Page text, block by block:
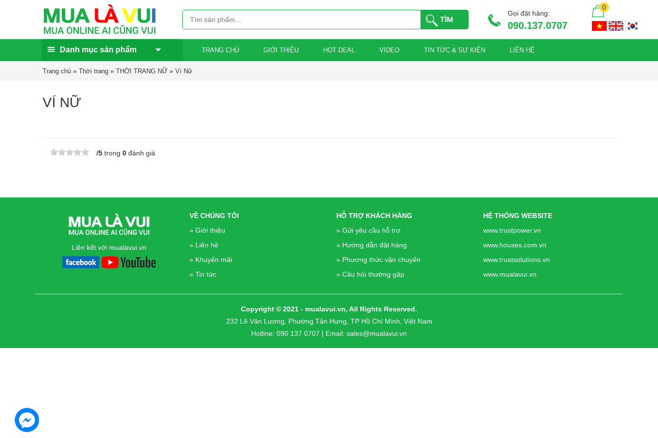
Gọi đặt hàng:
090.137.0707
0
Danh mục sản phẩm TRANG CHỦ GIỚI THIỆU HOT DEAL VIDEO TIN TỨC & SỰ KIỆN LIÊN HỆ
Trang chủ » Thời trang » THỜI TRANG NỮ » Ví Nữ
VÍ NỮ
/5 trong 0 đánh giá
Liên kết với mualavui.vn
VỀ CHÚNG TÔI
» Giới thiệu
» Liên hệ
» Khuyến mãi
» Tin tức
HỖ TRỢ KHÁCH HÀNG
» Gửi yêu cầu hỗ trợ
» Hướng dẫn đặt hàng
» Phương thức vận chuyển
» Câu hỏi thường gặp
HỆ THỐNG WEBSITE
www.trustpower.vn
www.houses.com.vn
www.trustsolutions.vn
www.mualavui.vn
Copyright © 2021 - mualavui.vn, All Rights Reserved.
232 Lê Văn Lương, Phường Tân Hưng, TP Hồ Chí Minh, Việt Nam
Hotline: 090 137 0707 | Email: sales@mualavui.vn